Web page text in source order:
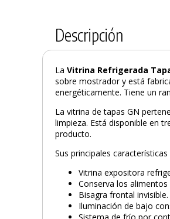
Descripción
La Vitrina Refrigerada
sobre mostrador y está
energéticamente. Tiene un
La vitrina de tapas GN
limpieza. Está disponible en
producto.
Sus principales características
Vitrina expositora
Conserva los
Bisagra frontal invisible.
Iluminación de bajo
Sistema de frío por